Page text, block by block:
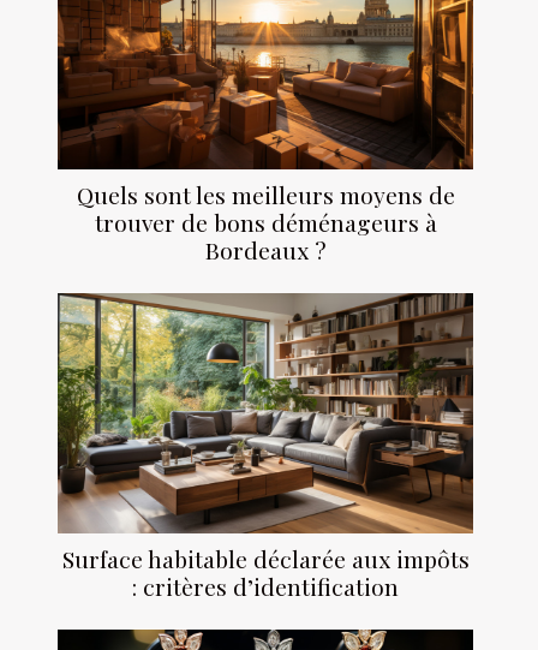
Quels sont les meilleurs moyens de
trouver de bons déménageurs à
Bordeaux ?
Surface habitable déclarée aux impôts
: critères d’identification